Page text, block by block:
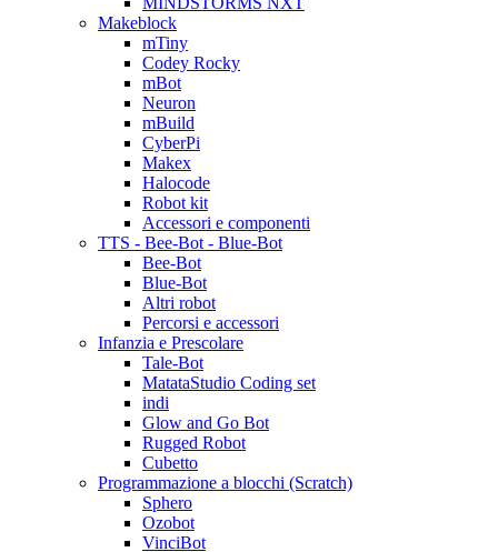
Makeblock
mTiny
Codey Rocky
mBot
Neuron
mBuild
CyberPi
Makex
Halocode
Robot kit
Accessori e componenti
TTS - Bee-Bot - Blue-Bot
Bee-Bot
Blue-Bot
Altri robot
Percorsi e accessori
Infanzia e Prescolare
Tale-Bot
MatataStudio Coding set
indi
Glow and Go Bot
Rugged Robot
Cubetto
Programmazione a blocchi (Scratch)
Sphero
Ozobot
VinciBot